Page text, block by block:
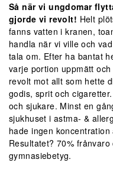
Så när vi ungdomar
gjorde vi revolt! Helt
fanns vatten i kranen,
handla när vi ville och
tala om. Efter ha bantat
varje portion uppmätt
revolt mot allt som hette
godis, sprit och
och sjukare. Minst en
sjukhuset i astma- &
hade ingen
Resultatet? 70%
gymnasiebetyg.